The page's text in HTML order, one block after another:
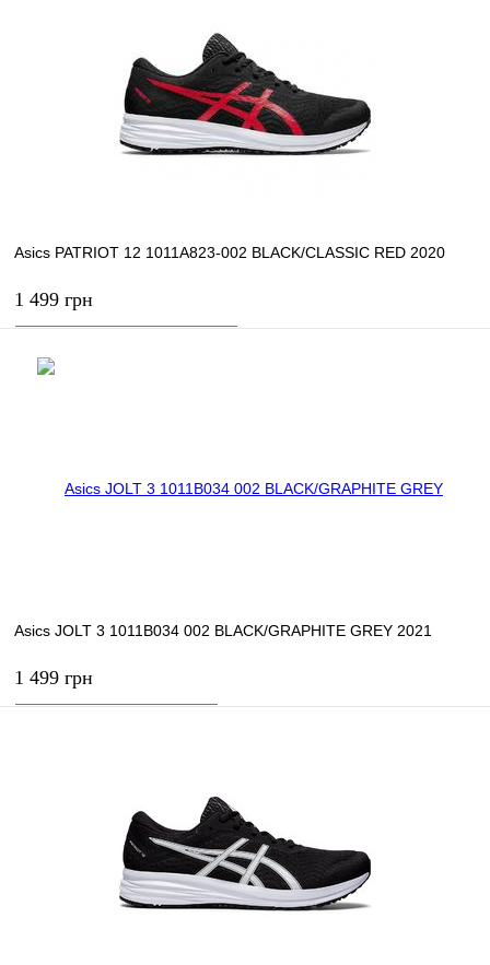
Asics PATRIOT 12 1011A823-002 BLACK/CLASSIC RED 2020
1 499 грн
В избранное В наличии
Asics JOLT 3 1011B034 002 BLACK/GRAPHITE GREY 2021
1 499 грн
Купить в 1 клик
В наличии